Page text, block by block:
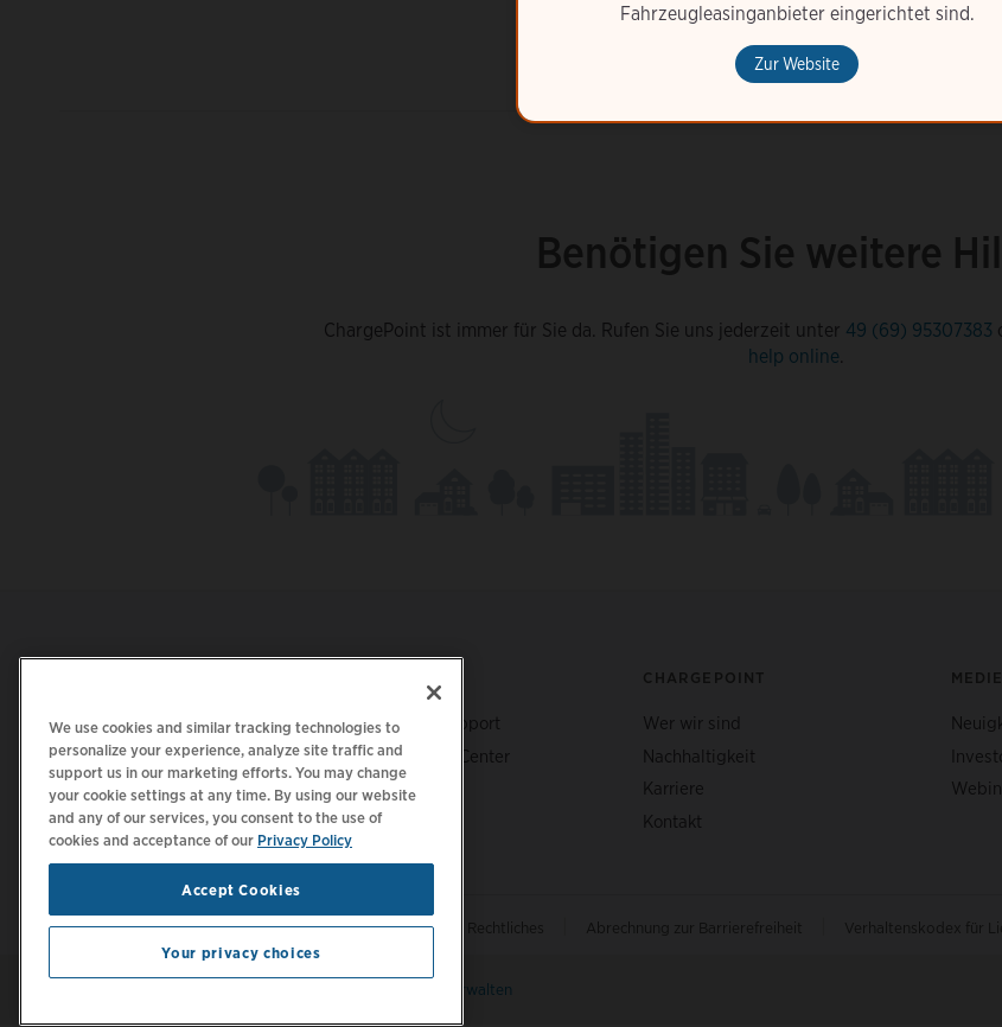
Fahrzeugleasinganbieter eingerichtet sind.
Zur Website
Benötigen Sie weitere
ChargePoint ist immer für Sie da. Rufen Sie uns jederzeit unter 49 (69) 95307383
help online.
ChargePoint-Support
Fahrer-Support Center
Trust Center
CHARGEPOINT
Wer wir sind
Nachhaltigkeit
Karriere
Kontakt
Datenschutzrichtlinie | Ihre Datenschutzoptionen Rechtliches Abrechnung zur Barrierefreiheit Verhaltenskodex für
E-Mail-Einstellungen verwalten
We use cookies and similar tracking technologies to
personalize your experience, analyze site traffic and
support us in our marketing efforts. You may change
your cookie settings at any time. By using our website
and any of our services, you consent to the use of
cookies and acceptance of our Privacy Policy
Accept Cookies
Your privacy choices